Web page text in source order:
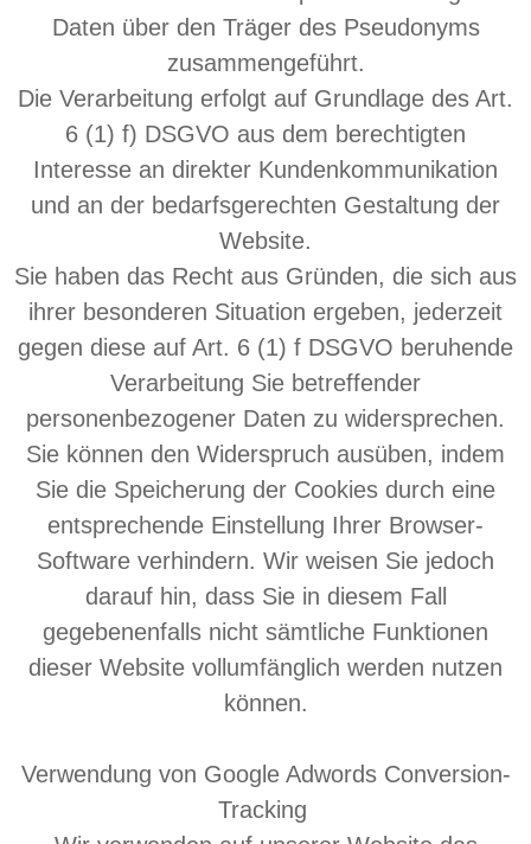
Daten über den Träger des Pseudonyms
zusammengeführt.
Die Verarbeitung erfolgt auf Grundlage des Art.
6 (1) f) DSGVO aus dem berechtigten
Interesse an direkter Kundenkommunikation
und an der bedarfsgerechten Gestaltung der
Website.
Sie haben das Recht aus Gründen, die sich aus
ihrer besonderen Situation ergeben, jederzeit
gegen diese auf Art. 6 (1) f DSGVO beruhende
Verarbeitung Sie betreffender
personenbezogener Daten zu widersprechen.
Sie können den Widerspruch ausüben, indem
Sie die Speicherung der Cookies durch eine
entsprechende Einstellung Ihrer Browser-
Software verhindern. Wir weisen Sie jedoch
darauf hin, dass Sie in diesem Fall
gegebenenfalls nicht sämtliche Funktionen
dieser Website vollumfänglich werden nutzen
können.
Verwendung von Google Adwords Conversion-
Tracking